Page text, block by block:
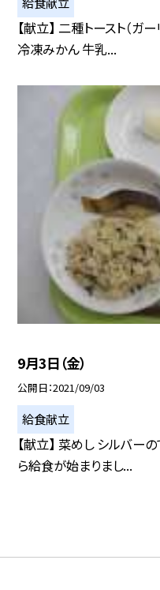
【献立】 二種トースト（ガ
冷凍みかん 牛乳...
9月3日（金）
公開日 2021/09/03
給食献立
【献立】 菜めし シルバー
ら給食が始まりまし...